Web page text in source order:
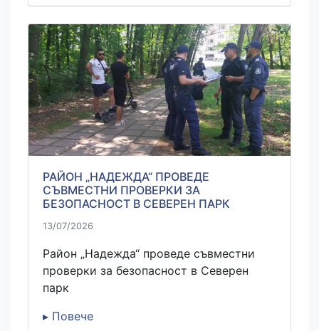
РАЙОН „НАДЕЖДА“ ПРОВЕДЕ
СЪВМЕСТНИ ПРОВЕРКИ ЗА
БЕЗОПАСНОСТ В СЕВЕРЕН ПАРК
13/07/2026
Район „Надежда“ проведе съвместни
проверки за безопасност в Северен
парк
▸ Повече